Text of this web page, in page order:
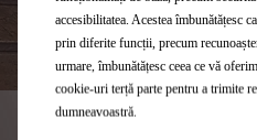
accesibilitatea. Acestea îmbunătățesc
prin diferite funcții, precum
urmare, îmbunătățesc ceea ce vă
cookie-uri terță parte pentru a trimite
dumneavoastră.